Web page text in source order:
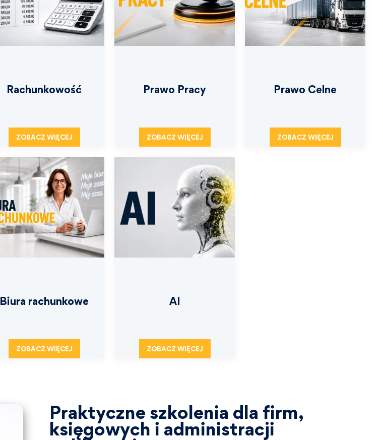
Rachunkowość
ZOBACZ WIĘCEJ
Prawo Pracy
ZOBACZ WIĘCEJ
Prawo Celne
ZOBACZ WIĘCEJ
Biura rachunkowe
ZOBACZ WIĘCEJ
AI
ZOBACZ WIĘCEJ
Praktyczne szkolenia dla firm,
księgowych i administracji